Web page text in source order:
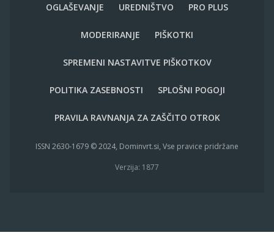
OGLAŠEVANJE UREDNIŠTVO PRO PLUS
MODERIRANJE PIŠKOTKI
SPREMENI NASTAVITVE PIŠKOTKOV
POLITIKA ZASEBNOSTI SPLOŠNI POGOJI
PRAVILA RAVNANJA ZA ZAŠČITO OTROK
ISSN 2630-1679 © 2024, Dominvrt.si, Vse pravice pridržane
Verzija: 1877